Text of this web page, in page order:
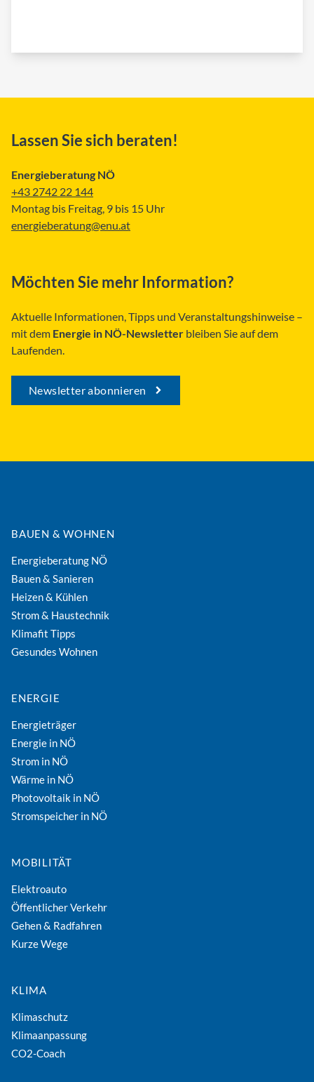
Lassen Sie sich beraten!
Energieberatung NÖ
+43 2742 22 144
Montag bis Freitag, 9 bis 15 Uhr
energieberatung@enu.at
Möchten Sie mehr Information?
Aktuelle Informationen, Tipps und Veranstaltungshinweise –
mit dem Energie in NÖ-Newsletter bleiben Sie auf dem
Laufenden.
Newsletter abonnieren
BAUEN & WOHNEN
Energieberatung NÖ
Bauen & Sanieren
Heizen & Kühlen
Strom & Haustechnik
Klimafit Tipps
Gesundes Wohnen
ENERGIE
Energieträger
Energie in NÖ
Strom in NÖ
Wärme in NÖ
Photovoltaik in NÖ
Stromspeicher in NÖ
MOBILITÄT
Elektroauto
Öffentlicher Verkehr
Gehen & Radfahren
Kurze Wege
KLIMA
Klimaschutz
Klimaanpassung
CO2-Coach